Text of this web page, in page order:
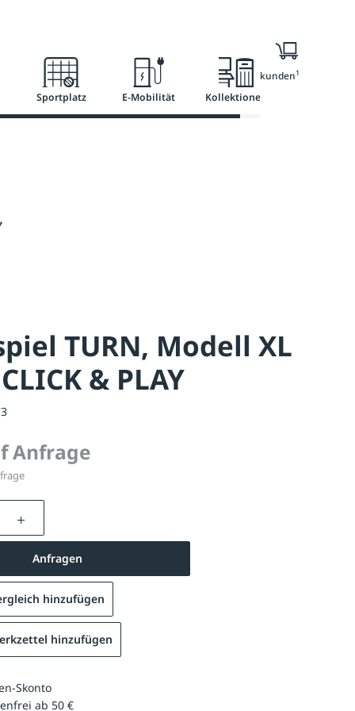
Sportplatz E-Mobilität Kollektionen
Nur für Geschäftskunden1
TURN, Modell XL
& PLAY
Anfrage
Gib den gewünschten Wert ein oder
Anfragen
hinzufügen
hinzufügen
Skonto
ab 50 €